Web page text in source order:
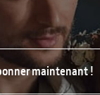
maintenant !